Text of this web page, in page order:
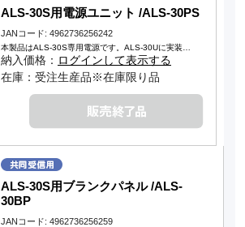
ALS-30S用電源ユニット /ALS-30PS
JANコード: 4962736256242
本製品はALS-30S専用電源です。ALS-30Uに実装…
納入価格： ログインして表示する
在庫：受注生産品※在庫限り品
ALS-30S用ブランクパネル /ALS-
30BP
JANコード: 4962736256259